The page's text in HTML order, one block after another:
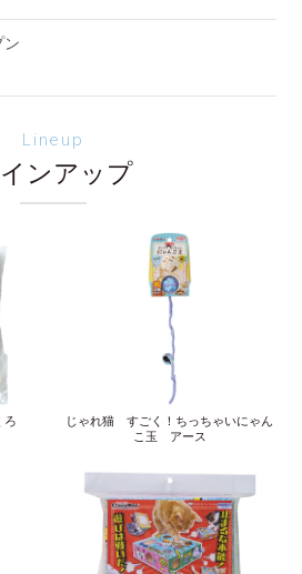
ン
Lineup
ンアップ
ろ
じゃれ猫 すごく！ちっちゃいにゃん
こ玉 アース